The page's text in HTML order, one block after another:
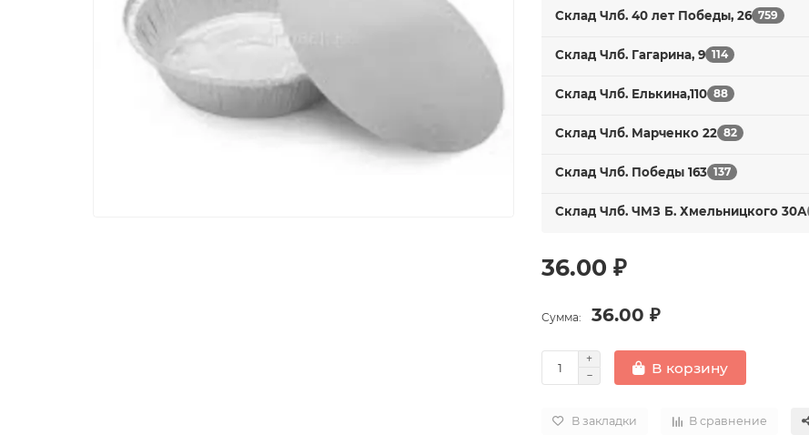
Склад Члб. 40 лет Победы, 26 759
Склад Члб. Гагарина, 9 114
Склад Члб. Елькина,110 88
Склад Члб. Марченко 22 82
Склад Члб. Победы 163 137
Склад Члб. ЧМЗ Б. Хмельницкого 30А
36.00 ₽
Сумма: 36.00 ₽
В корзину
В закладки В сравнение